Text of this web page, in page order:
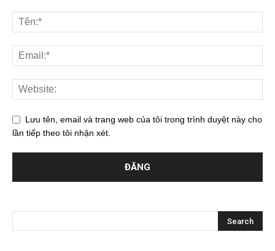
Lưu tên, email và trang web của tôi trong trình duyệt này cho
lần tiếp theo tôi nhận xét.